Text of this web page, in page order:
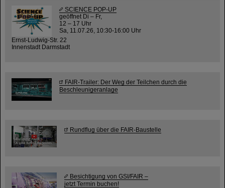
SCIENCE POP-UP
geöffnet Di – Fr,
12 – 17 Uhr
Sa, 11.07.26, 10:30-16:00 Uhr
Ernst-Ludwig-Str. 22
Innenstadt Darmstadt
FAIR-Trailer: Der Weg der Teilchen durch die
Beschleunigeranlage
Rundflug über die FAIR-Baustelle
Besichtigung von GSI/FAIR –
jetzt Termin buchen!